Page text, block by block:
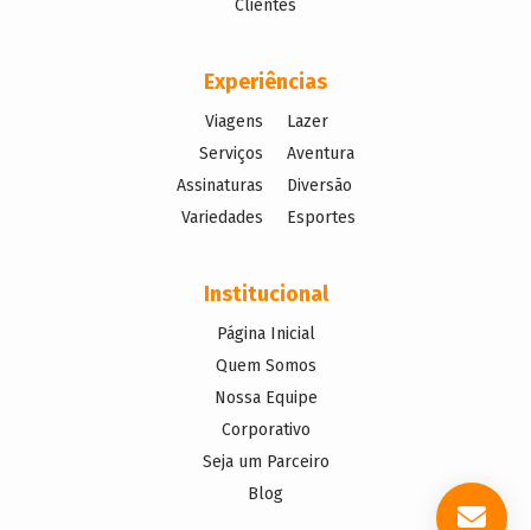
Clientes
Experiências
Viagens
Serviços
Assinaturas
Variedades
Lazer
Aventura
Diversão
Esportes
Institucional
Página Inicial
Quem Somos
Nossa Equipe
Corporativo
Seja um Parceiro
Blog